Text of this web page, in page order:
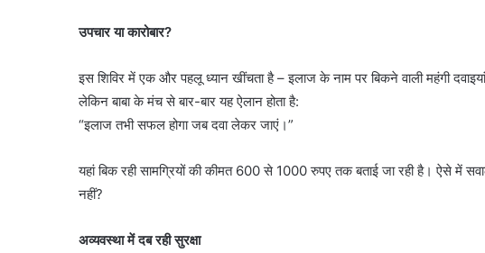
उपचार या कारोबार?
इस शिविर में एक और पहलू ध्यान खींचता है – इलाज के नाम पर बिकने वाली महंगी दवाइयां
लेकिन बाबा के मंच से बार-बार यह ऐलान होता है:
“इलाज तभी सफल होगा जब दवा लेकर जाएं।”
यहां बिक रही सामग्रियों की कीमत 600 से 1000 रुपए तक बताई जा रही है। ऐसे में
नहीं?
अव्यवस्था में दब रही सुरक्षा